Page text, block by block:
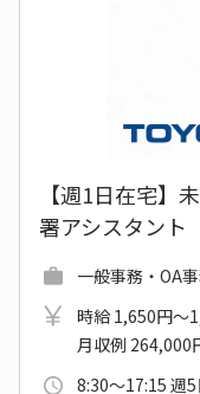
【週1日在宅】
署アシスタント
一般事務・OA
時給 1,650円～
月収例 264,000
8:30～17:15 週